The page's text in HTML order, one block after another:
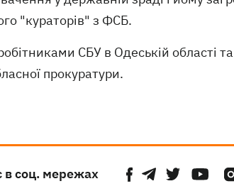
"кураторів" з ФСБ.
СБУ в Одеській області
прокуратури.
в соц. мережах